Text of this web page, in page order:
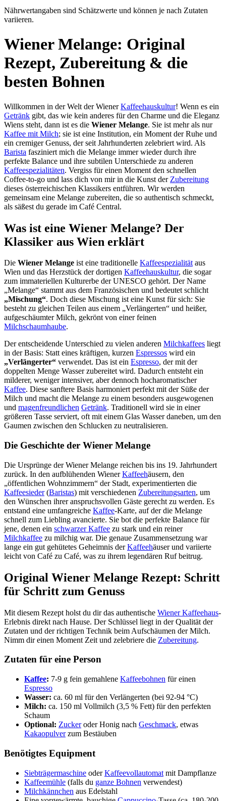
Nährwertangaben sind Schätzwerte und können je nach Zutaten
variieren.
Wiener Melange: Original
Rezept, Zubereitung & die
besten Bohnen
Willkommen in der Welt der WienerKaffeehauskultur! Wenn es ein
Getränk gibt, das wie kein anderes für den Charme und die Eleganz
Wiens steht, dann ist es die Wiener Melange. Sie ist mehr als nur
Kaffee mit Milch; sie ist eine Institution, ein Moment der Ruhe und
ein cremiger Genuss, der seit Jahrhunderten zelebriert wird. Als
Barista fasziniert mich die Melange immer wieder durch ihre
perfekte Balance und ihre subtilen Unterschiede zu anderen
Kaffeespezialitäten. Vergiss für einen Moment den schnellen
Coffee-to-go und lass dich von mir in die Kunst der Zubereitung
dieses österreichischen Klassikers entführen. Wir werden
gemeinsam eine Melange zubereiten, die so authentisch schmeckt,
als säßest du gerade im Café Central.
Was ist eine Wiener Melange? Der
Klassiker aus Wien erklärt
Die Wiener Melange ist eine traditionelle Kaffeespezialitätaus
Wien und das Herzstück der dortigen Kaffeehauskultur, die sogar
zum immateriellen Kulturerbe der UNESCO gehört. Der Name
„Melange“ stammt aus dem Französischen und bedeutet schlicht
„Mischung“. Doch diese Mischung ist eine Kunst für sich: Sie
besteht zu gleichen Teilen aus einem „Verlängerten“ und heißer,
aufgeschäumter Milch, gekrönt von einer feinen
Milchschaumhaube.
Der entscheidende Unterschied zu vielen anderen Milchkaffees liegt
in der Basis: Statt eines kräftigen, kurzen Espressos wird ein
„Verlängerter“ verwendet. Das ist ein Espresso, der mit der
doppelten Menge Wasser zubereitet wird. Dadurch entsteht ein
milderer, weniger intensiver, aber dennoch hocharomatischer
Kaffee. Diese sanftere Basis harmoniert perfekt mit der Süße der
Milch und macht die Melange zu einem besonders ausgewogenen
und magenfreundlichen Getränk. Traditionell wird sie in einer
größeren Tasse serviert, oft mit einem Glas Wasser daneben, um den
Gaumen zwischen den Schlucken zu neutralisieren.
Die Geschichte der Wiener Melange
Die Ursprünge der Wiener Melange reichen bis ins 19. Jahrhundert
zurück. In den aufblühenden WienerKaffeehäusern, den
„öffentlichen Wohnzimmern“ der Stadt, experimentierten die
Kaffeesieder(Baristas) mit verschiedenen Zubereitungsarten, um
den Wünschen ihrer anspruchsvollen Gäste gerecht zu werden. Es
entstand eine umfangreiche Kaffee-Karte, auf der die Melange
schnell zum Liebling avancierte. Sie bot die perfekte Balance für
jene, denen ein schwarzer Kaffee zu stark und ein reiner
Milchkaffee zu milchig war. Die genaue Zusammensetzung war
lange ein gut gehütetes Geheimnis derKaffeehäuser und variierte
leicht von Café zu Café, was zu ihrem legendären Ruf beitrug.
Original Wiener Melange Rezept: Schritt
für Schritt zum Genuss
Mit diesem Rezept holst du dir das authentische Wiener Kaffeehaus-
Erlebnis direkt nach Hause. Der Schlüssel liegt in der Qualität der
Zutaten und der richtigen Technik beim Aufschäumen der Milch.
Nimm dir einen Moment Zeit und zelebriere die Zubereitung.
Zutaten für eine Person
Kaffee: 7-9 g fein gemahlene Kaffeebohnen für einen
Espresso
Wasser: ca. 60 ml für den Verlängerten (bei 92-94 °C)
Milch: ca. 150 ml Vollmilch (3,5 % Fett) für den perfekten
Schaum
Optional: Zuckeroder Honig nach Geschmack, etwas
Kakaopulverzum Bestäuben
Benötigtes Equipment
Siebträgermaschine oderKaffeevollautomat mit Dampflanze
Kaffeemühle (falls du ganze Bohnen verwendest)
Milchkännchen aus Edelstahl